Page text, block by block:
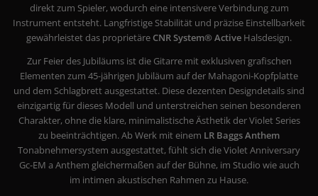
direkt zum Spieler, wodurch eine intensivere Verbindung zum
Instrument entsteht. Langfristige Stabilität und präzise Einstellbarkeit
gewährleistet das proprietäre CNR System® Active Halsdesign.
Zur Feier des Jubiläums ist die Gitarre mit exklusiven grafischen
Elementen zum 45-jährigen Jubiläum auf der Mahagoni-Kopfplatte
und dem Schlagbrett ausgestattet. Diese dezenten Designdetails sind
einzigartig für dieses Modell und unterstreichen seinen besonderen
Charakter, ohne die klare, minimalistische Ästhetik der Violet Series
zu beeinträchtigen. Ab Werk mit einem LR Baggs Anthem
Tonabnehmersystem ausgestattet, fühlt sich die Violet Anniversary
Gc-EM a Anthem gleichermaßen auf der Bühne, im Studio wie auch
im intimen akustischen Rahmen zu Hause.